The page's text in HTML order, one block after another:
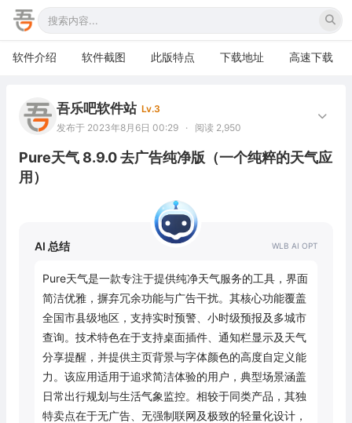
软件介绍 软件截图 此版特点 下载地址 高速下载
吾乐吧软件站 Lv.3
发布于 2023年8月6日 00:29
· 阅读 2,950
Pure天气 8.9.0 去广告纯净版（一个纯粹的天气应
用）
AI 总结
Pure天气是一款专注于提供纯净天气服务的工具，界面
简洁优雅，摒弃冗余功能与广告干扰。其核心功能覆盖
全国市县级地区，支持实时预警、小时级预报及多城市
查询。技术特色在于支持桌面插件、通知栏显示及天气
分享提醒，并提供主页背景与字体颜色的高度自定义能
力。该应用适用于追求简洁体验的用户，典型场景涵盖
日常出行规划与生活气象监控。相较于同类产品，其独
特卖点在于无广告、无强制联网及极致的轻量化设计，